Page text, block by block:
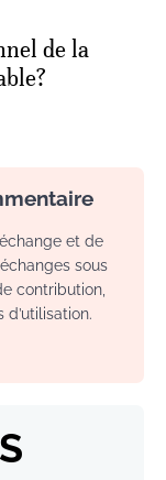
de la
et de
sous
contribution,